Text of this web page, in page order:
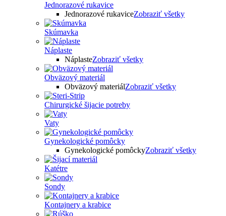
Jednorazové rukavice
Jednorazové rukaviceZobraziť všetky
Skúmavka
Náplaste
NáplasteZobraziť všetky
Obväzový materiál
Obväzový materiálZobraziť všetky
Chirurgické šijacie potreby
Vaty
Gynekologické pomôcky
Gynekologické pomôckyZobraziť všetky
Katétre
Sondy
Kontajnery a krabice